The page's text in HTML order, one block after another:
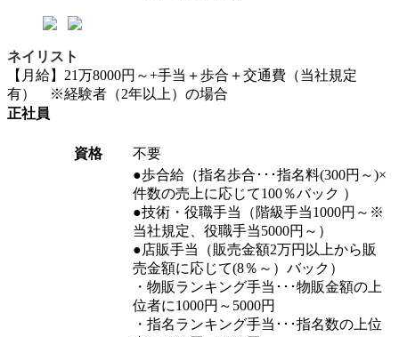
ネイリスト
【月給】21万8000円～+手当＋歩合＋交通費（当社規定
有） ※経験者（2年以上）の場合
正社員
資格 不要
●歩合給（指名歩合･･･指名料(300円～)×
件数の売上に応じて100％バック ）
●技術・役職手当（階級手当1000円～※
当社規定、役職手当5000円～）
●店販手当（販売金額2万円以上から販
売金額に応じて(8％～）バック）
・物販ランキング手当･･･物販金額の上
位者に1000円～5000円
・指名ランキング手当･･･指名数の上位